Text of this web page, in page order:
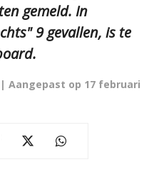
gemeld. In
9 gevallen, is te
| Aangepast op 17 februari